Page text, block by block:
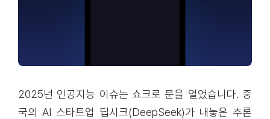
2025년 인공지능 이슈는 쇼크로 문을 열었습니다. 중
국의 AI 스타트업 딥시크(DeepSeek)가 내놓은 추론